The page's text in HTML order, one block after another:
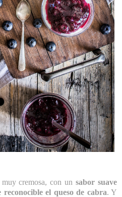
muy cremosa, con unsabor suave
reconocible el queso de cabra. Y